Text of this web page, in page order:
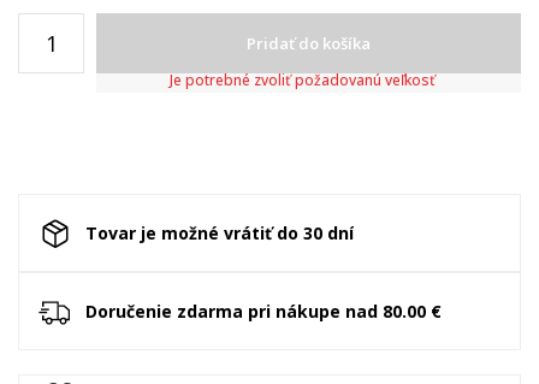
Pridať do košíka
Je potrebné zvoliť požadovanú veľkosť
Tovar je možné vrátiť do 30 dní
Doručenie zdarma pri nákupe nad 80.00 €